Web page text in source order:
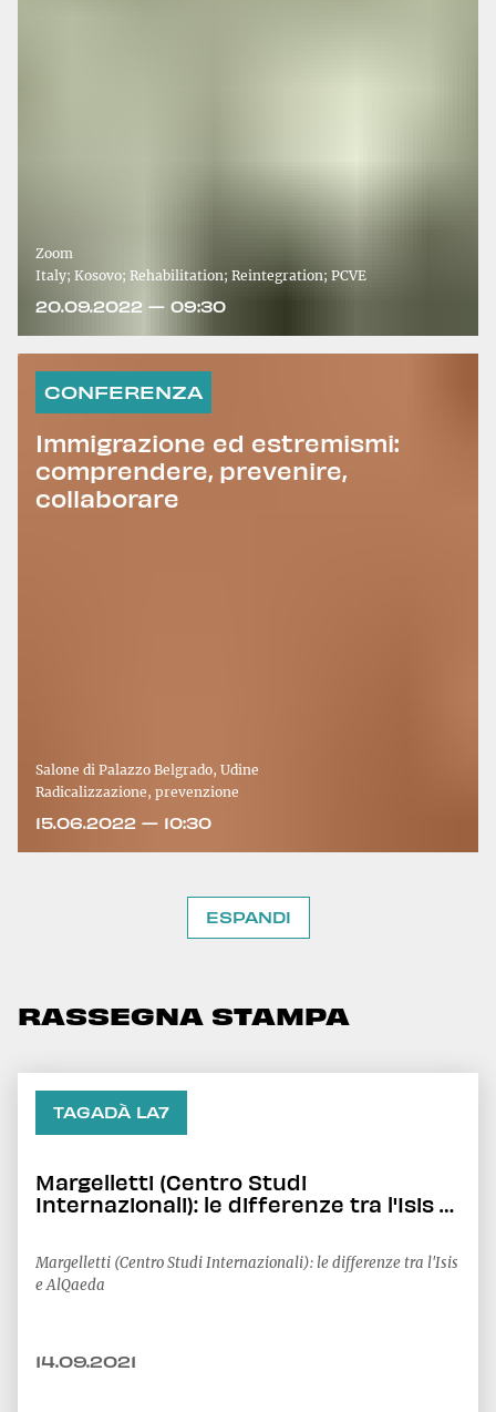
Zoom
Italy; Kosovo; Rehabilitation; Reintegration; PCVE
20.09.2022 — 09:30
CONFERENZA
Immigrazione ed estremismi:
comprendere, prevenire,
collaborare
Salone di Palazzo Belgrado, Udine
Radicalizzazione, prevenzione
15.06.2022 — 10:30
ESPANDI
RASSEGNA STAMPA
TAGADÀ LA7
Margelletti (Centro Studi
Internazionali): le differenze tra l'Isis e
Margelletti (Centro Studi Internazionali): le differenze tra l'Isis
e AlQaeda
14.09.2021